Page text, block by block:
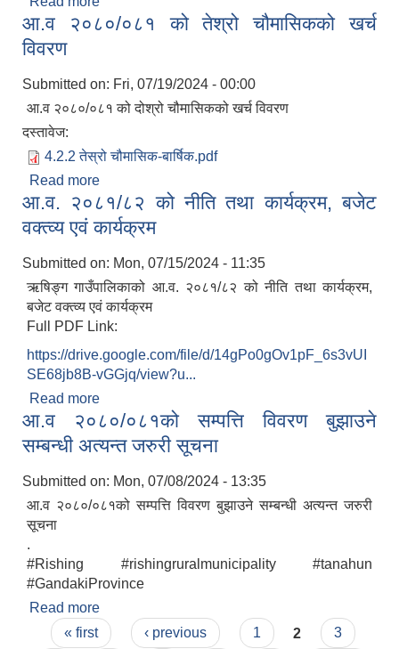
आ.व २०८०/०८१ को तेश्रो चौमासिकको खर्च
विवरण
Submitted on: Fri, 07/19/2024 - 00:00
आ.व २०८०/०८१ को दोश्रो चौमासिकको खर्च विवरण
दस्तावेज:
4.2.2 तेस्रो चौमासिक-बार्षिक.pdf
Read more
आ.व. २०८१/८२ को नीति तथा कार्यक्रम, बजेट
वक्त्व्य एवं कार्यक्रम
Submitted on: Mon, 07/15/2024 - 11:35
ऋषिङ्ग गाउँपालिकाको आ.व. २०८१/८२ को नीति तथा कार्यक्रम,
बजेट वक्त्व्य एवं कार्यक्रम
Full PDF Link:
https://drive.google.com/file/d/14gPo0gOv1pF_6s3vUI
SE68jb8B-vGGjq/view?u...
Read more
वक्त्व्य एवं कार्यक्रम
आ.व २०८०/०८१को सम्पत्ति विवरण बुझाउने
सम्बन्धी अत्यन्त जरुरी सूचना
Submitted on: Mon, 07/08/2024 - 13:35
आ.व २०८०/०८१को सम्पत्ति विवरण बुझाउने सम्बन्धी अत्यन्त जरुरी
सूचना
.
#Rishing #rishingruralmunicipality #tanahun
#GandakiProvince
Read more
अत्यन्त जरुरी सूचना
Pages
« first ‹ previous 1 2
3